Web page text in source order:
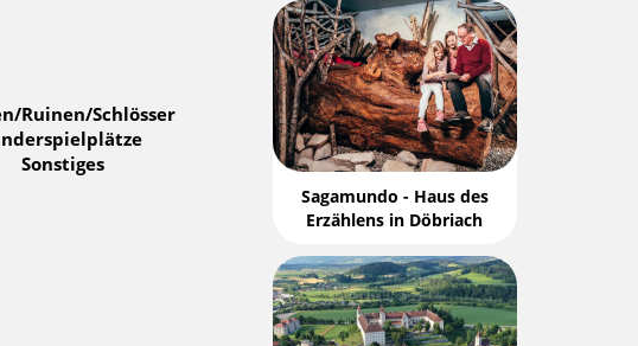
Ruinen/Schlösser
Sonstiges
Sagamundo - Haus des
Erzählens in Döbriach